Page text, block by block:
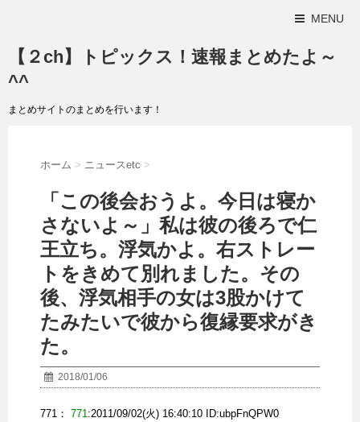
MENU
【２ch】トピックス！速報まとめたよ～
^^
まとめサイトのまとめを行います！
ホーム > ニュースetc >
「この後会おうよ。今日は寝か
さないよ～」私は彼の後ろで仁
王立ち。浮気かよ。右ストレー
トをきめて別れました。その
後、浮気相手の女は3股かけて
たみたいで彼から復縁要求がき
た。
2018/01/06
771： 771:2011/09/02(火) 16:40:10 ID:ubpFnQPW0